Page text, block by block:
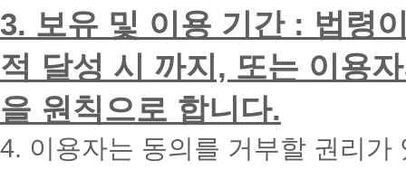
리
겠
습
니
다.
3. 보유 및 이용 기간 : 법령
적 달성 시 까지, 또는 이용
을 원칙으로 합니다.
4. 이용자는 동의를 거부할 권리